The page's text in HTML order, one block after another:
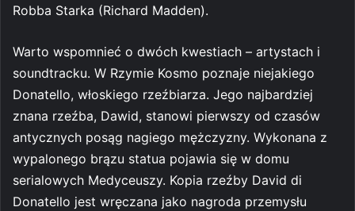
Robba Starka (Richard Madden).
Warto wspomnieć o dwóch kwestiach – artystach i
soundtracku. W Rzymie Kosmo poznaje niejakiego
Donatello, włoskiego rzeźbiarza. Jego najbardziej
znana rzeźba, Dawid, stanowi pierwszy od czasów
antycznych posąg nagiego mężczyzny. Wykonana z
wypalonego brązu statua pojawia się w domu
serialowych Medyceuszy. Kopia rzeźby David di
Donatello jest wręczana jako nagroda przemysłu